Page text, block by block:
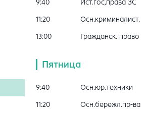
9:40 Ист.гос,права ЗС
11:20 Осн.криминалист.
13:00 Гражданск. право
Пятница
9:40 Осн.юр.техники
11:20 Осн.бережл.пр-ва